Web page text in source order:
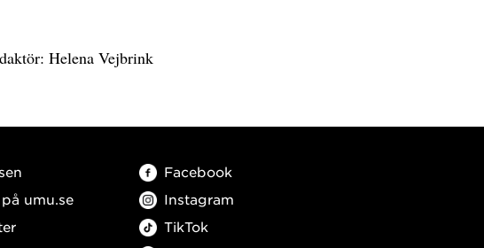
Helena Vejbrink
umu.se
Facebook
Instagram
TikTok